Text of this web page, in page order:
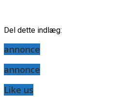
Del dette indlæg:
annonce
annonce
Like us